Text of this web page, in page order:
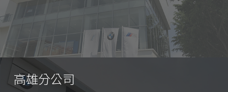
高雄分公司